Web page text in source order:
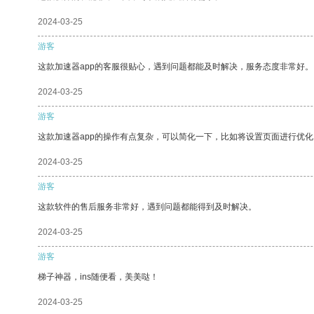
2024-03-25
游客
这款加速器app的客服很贴心，遇到问题都能及时解决，服务态度非常好。
2024-03-25
游客
这款加速器app的操作有点复杂，可以简化一下，比如将设置页面进行优
2024-03-25
游客
这款软件的售后服务非常好，遇到问题都能得到及时解决。
2024-03-25
游客
梯子神器，ins随便看，美美哒！
2024-03-25